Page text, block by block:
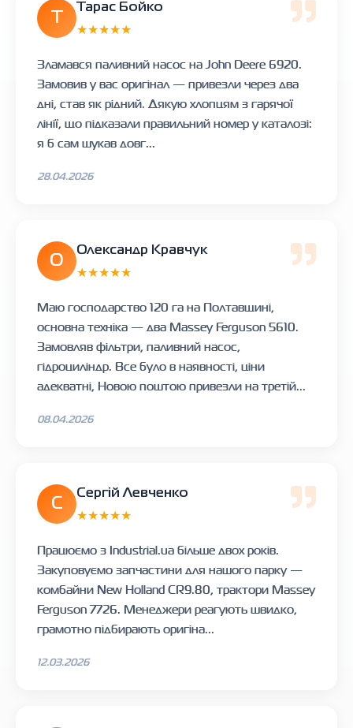
Тарас Бойко
★★★★★
Зламався паливний насос на John Deere 6920.
Замовив у вас оригінал — привезли через два
дні, став як рідний. Дякую хлопцям з гарячої
лінії, що підказали правильний номер у каталозі:
я б сам шукав довг...
28.04.2026
О
Олександр Кравчук
★★★★★
Маю господарство 120 га на Полтавщині,
основна техніка — два Massey Ferguson 5610.
Замовляв фільтри, паливний насос,
гідроциліндр. Все було в наявності, ціни
адекватні, Новою поштою привезли на третій...
08.04.2026
С
Сергій Левченко
★★★★★
Працюємо з Industrial.ua більше двох років.
Закуповуємо запчастини для нашого парку —
комбайни New Holland CR9.80, трактори Massey
Ferguson 7726. Менеджери реагують швидко,
грамотно підбирають оригіна...
12.03.2026